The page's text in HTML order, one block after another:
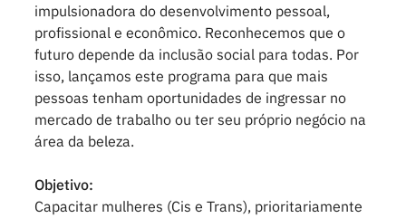
impulsionadora do desenvolvimento pessoal,
profissional e econômico. Reconhecemos que o
futuro depende da inclusão social para todas. Por
isso, lançamos este programa para que mais
pessoas tenham oportunidades de ingressar no
mercado de trabalho ou ter seu próprio negócio na
área da beleza.
Objetivo:
Capacitar mulheres (Cis e Trans), prioritariamente